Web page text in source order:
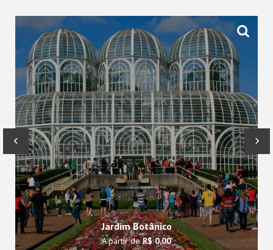
Jardim Botânico
A partir deR$ 0,00
‹ ›